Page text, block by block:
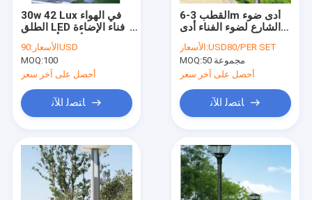
30w 42 Lux في الهواء
الطلق LED فناء الإضاءة
الباردة الأبيض أدى ضوء
الشارع
الأسعار: 90USD
MOQ:100
أحصل على آخر سعر
ﺎﺘﺼﻟ ﺍﻶﻧ
القطب 3-6m أدى ضوء
الشارع لضوء الفناء أدى
عملية في الهواء الطلق
قابلة للتخصيص عن طريق
التكنولوجيا
الأسعار:USD80/PER SET
MOQ:
50 مجموعة
أحصل على آخر سعر
ﺎﺘﺼﻟ ﺍﻶﻧ